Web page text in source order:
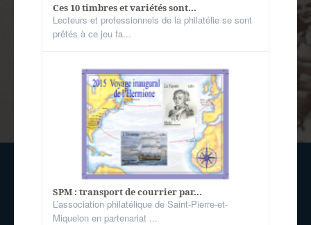
Ces 10 timbres et variétés sont...
Lecteurs et professionnels de la philatélie se sont
prêtés à ce jeu fa...
SPM : transport de courrier par...
L’association philatélique de Saint-Pierre-et-
Miquelon en partenariat ...